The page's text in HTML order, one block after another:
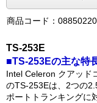
商品コード：
TS-253E
■TS-253Eの主な特
Intel Celeron クアッド
のTS-253Eは、2つの
ポートトランキングに